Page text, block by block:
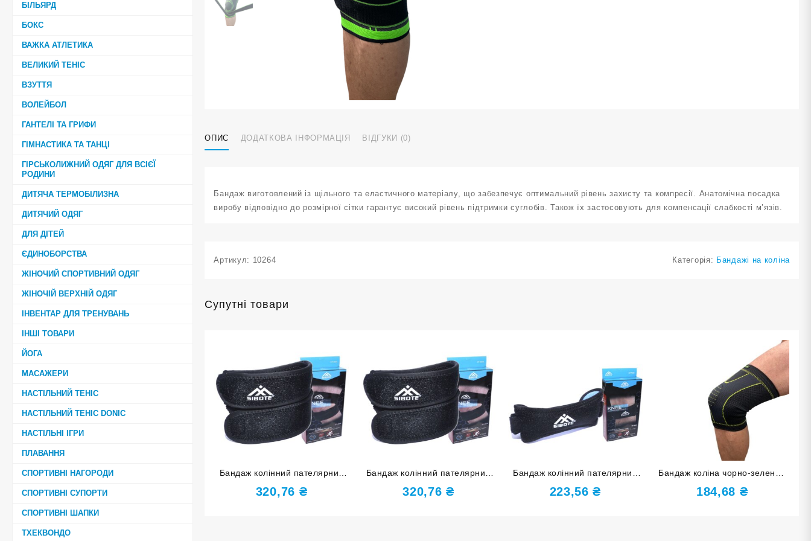
БІЛЬЯРД
БОКС
ВАЖКА АТЛЕТИКА
ВЕЛИКИЙ ТЕНІС
ВЗУТТЯ
ВОЛЕЙБОЛ
ГАНТЕЛІ ТА ГРИФИ
ГІМНАСТИКА ТА ТАНЦІ
ГІРСЬКОЛИЖНИЙ ОДЯГ ДЛЯ ВСІЄЇ
РОДИНИ
ДИТЯЧА ТЕРМОБІЛИЗНА
ДИТЯЧИЙ ОДЯГ
ДЛЯ ДІТЕЙ
ЄДИНОБОРСТВА
ЖІНОЧИЙ СПОРТИВНИЙ ОДЯГ
ЖІНОЧІЙ ВЕРХНІЙ ОДЯГ
ІНВЕНТАР ДЛЯ ТРЕНУВАНЬ
ІНШІ ТОВАРИ
ЙОГА
МАСАЖЕРИ
НАСТІЛЬНИЙ ТЕНІС
НАСТІЛЬНИЙ ТЕНІС DONIC
НАСТІЛЬНІ ІГРИ
ПЛАВАННЯ
СПОРТИВНІ НАГОРОДИ
СПОРТИВНІ СУПОРТИ
СПОРТИВНІ ШАПКИ
ТХЕКВОНДО
ОПИС ДОДАТКОВА ІНФОРМАЦІЯ ВІДГУКИ (0)
Бандаж виготовлений із щільного та еластичного матеріалу, що забезпечує оптимальний рівень захисту та компресії. Анатомічна посадка
виробу відповідно до розмірної сітки гарантує високий рівень підтримки суглобів. Також їх застосовують для компенсації слабкості м’язів.
Артикул: 10264 Категорія: Бандажі на коліна
Супутні товари
Бандаж колінний пателярний
чорний розмір L ST-904-L
320,76 ₴
Бандаж колінний пателярний
чорний розмір М ST-904-M
320,76₴
Бандаж колінний пателярний
чорний розмір L ST-905-L
223,56₴
Бандаж коліна чорно-зелений
розмір М ST-2549-М
184,68 ₴